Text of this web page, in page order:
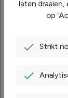
Ik wil
overstappen
Moet ik mijn
leverancier
laten draaien,
op
Strikt